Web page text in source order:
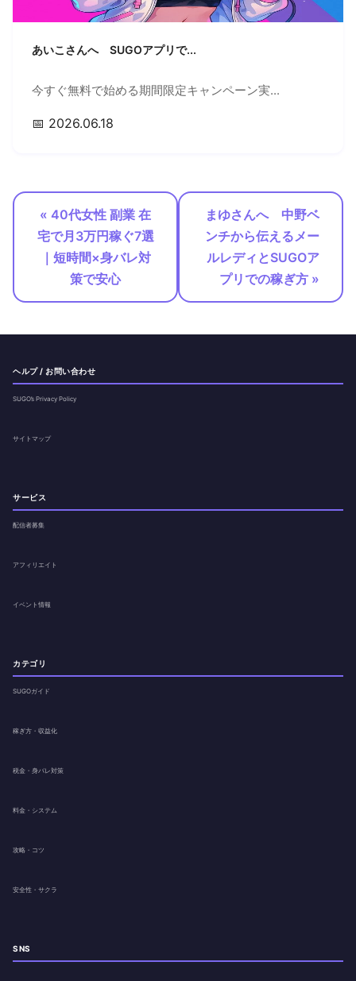
あいこさんへ SUGOアプリで...
今すぐ無料で始める期間限定キャンペーン実...
📅 2026.06.18
« 40代女性 副業 在
宅で月3万円稼ぐ7選
｜短時間×身バレ対
策で安心
まゆさんへ 中野ベ
ンチから伝えるメー
ルレディとSUGOア
プリでの稼ぎ方 »
ヘルプ / お問い合わせ
SUGO’s Privacy Policy
サイトマップ
サービス
配信者募集
アフィリエイト
イベント情報
カテゴリ
SUGOガイド
稼ぎ方・収益化
税金・身バレ対策
料金・システム
攻略・コツ
安全性・サクラ
SNS